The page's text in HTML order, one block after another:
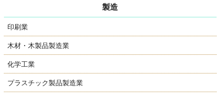
製造
印刷業
木材・木製品製造業
化学工業
プラスチック製品製造業